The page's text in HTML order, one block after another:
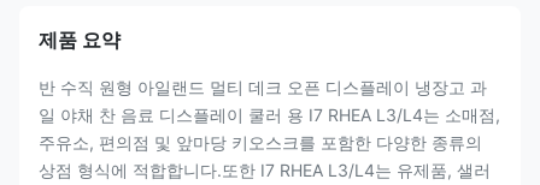
제품 요약
반 수직 원형 아일랜드 멀티 데크 오픈 디스플레이 냉장고 과
일 야채 찬 음료 디스플레이 쿨러 용 I7 RHEA L3/L4는 소매점,
주유소, 편의점 및 앞마당 키오스크를 포함한 다양한 종류의
상점 형식에 적합합니다.또한 I7 RHEA L3/L4는 유제품, 샐러